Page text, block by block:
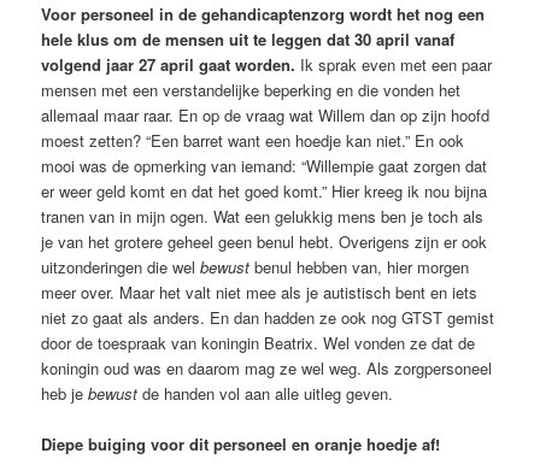
Voor personeel in de gehandicaptenzorg wordt het nog een
hele klus om de mensen uit te leggen dat 30 april vanaf
volgend jaar 27 april gaat worden. Ik sprak even met een paar
mensen met een verstandelijke beperking en die vonden het
allemaal maar raar. En op de vraag wat Willem dan op zijn hoofd
moest zetten? “Een barret want een hoedje kan niet.” En ook
mooi was de opmerking van iemand: “Willempie gaat zorgen dat
er weer geld komt en dat het goed komt.” Hier kreeg ik nou bijna
tranen van in mijn ogen. Wat een gelukkig mens ben je toch als
je van het grotere geheel geen benul hebt. Overigens zijn er ook
uitzonderingen die welbewust benul hebben van, hier morgen
meer over. Maar het valt niet mee als je autistisch bent en iets
niet zo gaat als anders. En dan hadden ze ook nog GTST gemist
door de toespraak van koningin Beatrix. Wel vonden ze dat de
koningin oud was en daarom mag ze wel weg. Als zorgpersoneel
heb jebewust de handen vol aan alle uitleg geven.
Diepe buiging voor dit personeel en oranje hoedje af!